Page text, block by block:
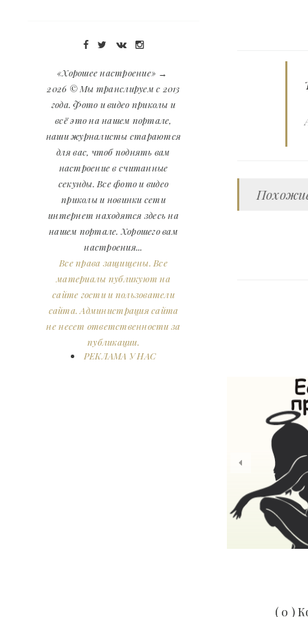
( 0 )
«Хорошее настроение» →
2026 © Мы транслируем с 2013
года. Фото и видео приколы и
всё это на нашем портале,
наши журналисты стараются
для вас, чтоб поднять вам
настроение в считанные
секунды. Все фото и видео
приколы и новинки сети
интернет находятся здесь на
нашем портале. Хорошего вам
настроения...
Все права защищены. Все
материалы публикуют на
сайте гости и пользователи
сайта. Администрация сайта
не несет ответственности за
публикации.
РЕКЛАМА У НАС